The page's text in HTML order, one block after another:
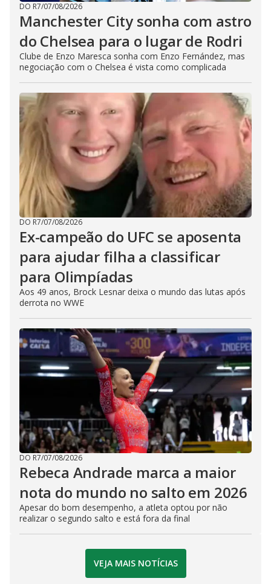
DO R7/07/08/2026
Manchester City sonha com astro
do Chelsea para o lugar de Rodri
Clube de Enzo Maresca sonha com Enzo Fernández, mas
negociação com o Chelsea é vista como complicada
DO R7/07/08/2026
Ex-campeão do UFC se aposenta
para ajudar filha a classificar
para Olimpíadas
Aos 49 anos, Brock Lesnar deixa o mundo das lutas após
derrota no WWE
DO R7/07/08/2026
Rebeca Andrade marca a maior
nota do mundo no salto em 2026
Apesar do bom desempenho, a atleta optou por não
realizar o segundo salto e está fora da final
VEJA MAIS NOTÍCIAS